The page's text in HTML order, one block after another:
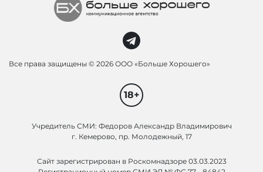
Все права защищены © 2026 ООО «Больше Хорошего»
18+
Учредитель СМИ: Федоров Александр Владимирович
г. Кемерово, пр. Молодежный, 17
Сайт зарегистрирован в Роскомнадзоре 03.03.2023